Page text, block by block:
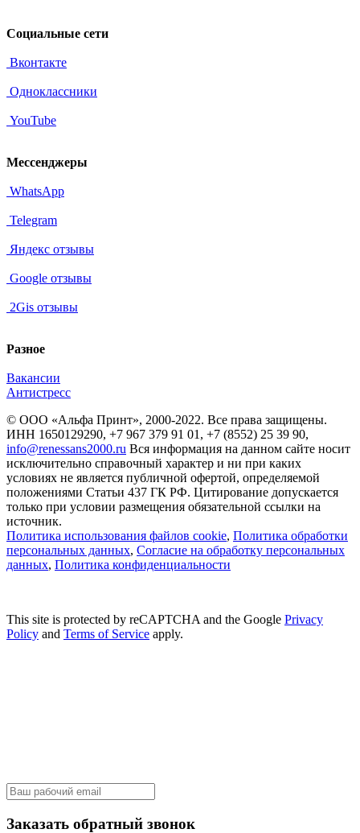
Социальные сети
Вконтакте
Одноклассники
YouTube
Мессенджеры
WhatsApp
Telegram
Яндекс отзывы
Google отзывы
2Gis отзывы
Разное
Вакансии
Антистресс
© ООО «Альфа Принт», 2000-2022. Все права защищены.
ИНН 1650129290, +7 967 379 91 01, +7 (8552) 25 39 90,
info@renessans2000.ru Вся информация на данном сайте носит
исключительно справочный характер и ни при каких
условиях не является публичной офертой, определяемой
положениями Статьи 437 ГК РФ. Цитирование допускается
только при условии размещения обязательной ссылки на
источник.
Политика использования файлов cookie, Политика обработки
персональных данных, Согласие на обработку персональных
данных, Политика конфиденциальности
This site is protected by reCAPTCHA and the Google Privacy
Policy and Terms of Service apply.
Заказать обратный звонок